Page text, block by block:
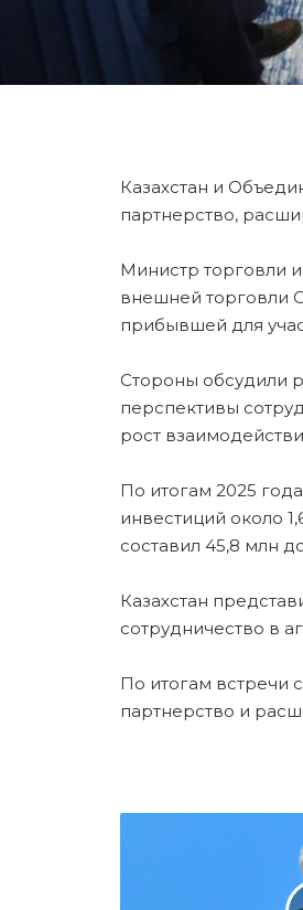
Казахстан и
партнерство,
Министр торговли
внешней торговли
прибывшей для
Стороны обсудили
перспективы
рост
По итогам 2025
инвестиций около
составил 45,8 млн
Казахстан
сотрудничество в
По итогам встречи
партнерство и